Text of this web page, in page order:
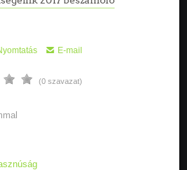
E-mail
(0 szavazat)